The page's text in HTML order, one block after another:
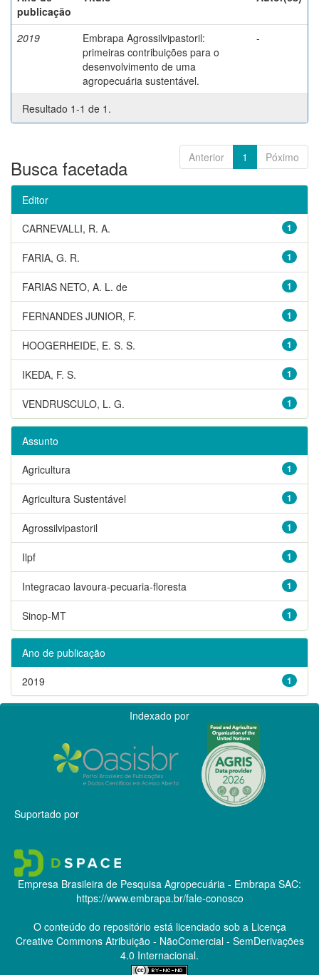
publicação
2019
Embrapa Agrossilvipastoril:
primeiras contribuições para o
desenvolvimento de uma
agropecuária sustentável.
-
Resultado 1-1 de 1.
Anterior 1 Póximo
Busca facetada
Editor
1
CARNEVALLI, R. A.
1
FARIA, G. R.
1
FARIAS NETO, A. L. de
1
FERNANDES JUNIOR, F.
1
HOOGERHEIDE, E. S. S.
1
IKEDA, F. S.
1
VENDRUSCULO, L. G.
Assunto
1
Agricultura
1
Agricultura Sustentável
1
Agrossilvipastoril
1
Ilpf
1
Integracao lavoura-pecuaria-floresta
1
Sinop-MT
Ano de publicação
1
2019
Indexado por
Suportado por
Empresa Brasileira de Pesquisa Agropecuária - Embrapa SAC:
https://www.embrapa.br/fale-conosco
O conteúdo do repositório está licenciado sob a Licença
Creative CommonsAtribuição - NãoComercial - SemDerivações
4.0 Internacional.